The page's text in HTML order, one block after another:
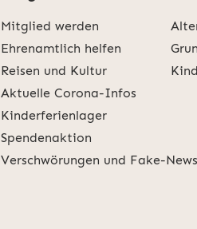
Mitglied werden
Ehrenamtlich helfen
Reisen und Kultur
Aktuelle Corona-Infos
Kinderferienlager
Spendenaktion
Verschwörungen und Fake-News